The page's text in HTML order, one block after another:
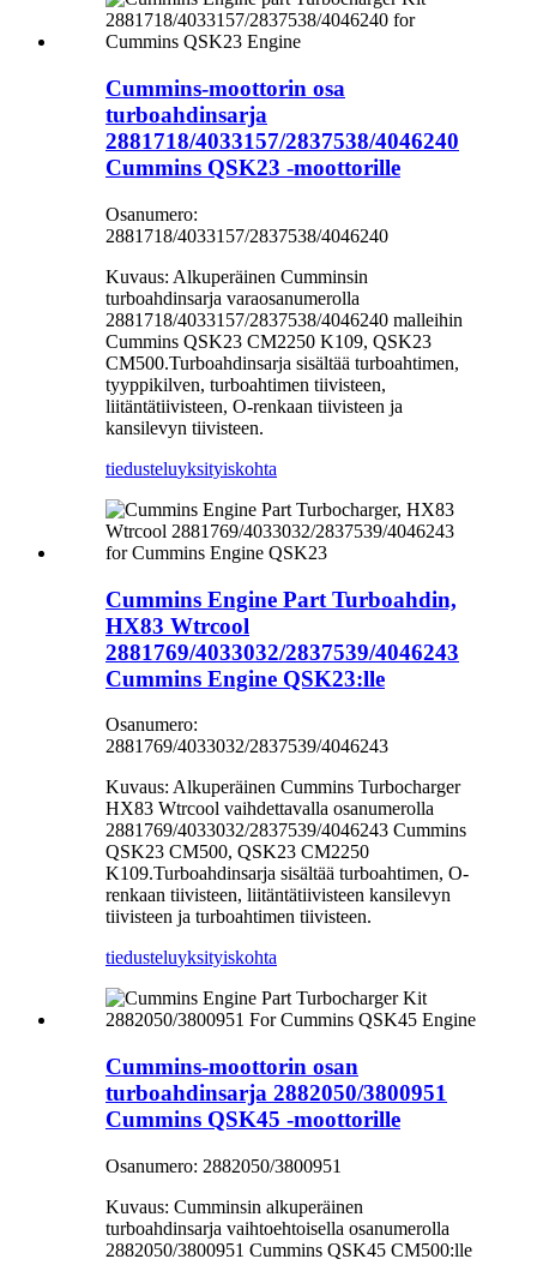
Cummins-moottorin osa
turboahdinsarja
2881718/4033157/2837538/4046240
Cummins QSK23 -moottorille
Osanumero:
2881718/4033157/2837538/4046240
Kuvaus: Alkuperäinen Cumminsin
turboahdinsarja varaosanumerolla
2881718/4033157/2837538/4046240 malleihin
Cummins QSK23 CM2250 K109, QSK23
CM500.Turboahdinsarja sisältää turboahtimen,
tyyppikilven, turboahtimen tiivisteen,
liitäntätiivisteen, O-renkaan tiivisteen ja
kansilevyn tiivisteen.
tiedusteluyksityiskohta
Cummins Engine Part Turboahdin,
HX83 Wtrcool
2881769/4033032/2837539/4046243
Cummins Engine QSK23:lle
Osanumero:
2881769/4033032/2837539/4046243
Kuvaus: Alkuperäinen Cummins Turbocharger
HX83 Wtrcool vaihdettavalla osanumerolla
2881769/4033032/2837539/4046243 Cummins
QSK23 CM500, QSK23 CM2250
K109.Turboahdinsarja sisältää turboahtimen, O-
renkaan tiivisteen, liitäntätiivisteen kansilevyn
tiivisteen ja turboahtimen tiivisteen.
tiedusteluyksityiskohta
Cummins-moottorin osan
turboahdinsarja 2882050/3800951
Cummins QSK45 -moottorille
Osanumero: 2882050/3800951
Kuvaus: Cumminsin alkuperäinen
turboahdinsarja vaihtoehtoisella osanumerolla
2882050/3800951 Cummins QSK45 CM500:lle